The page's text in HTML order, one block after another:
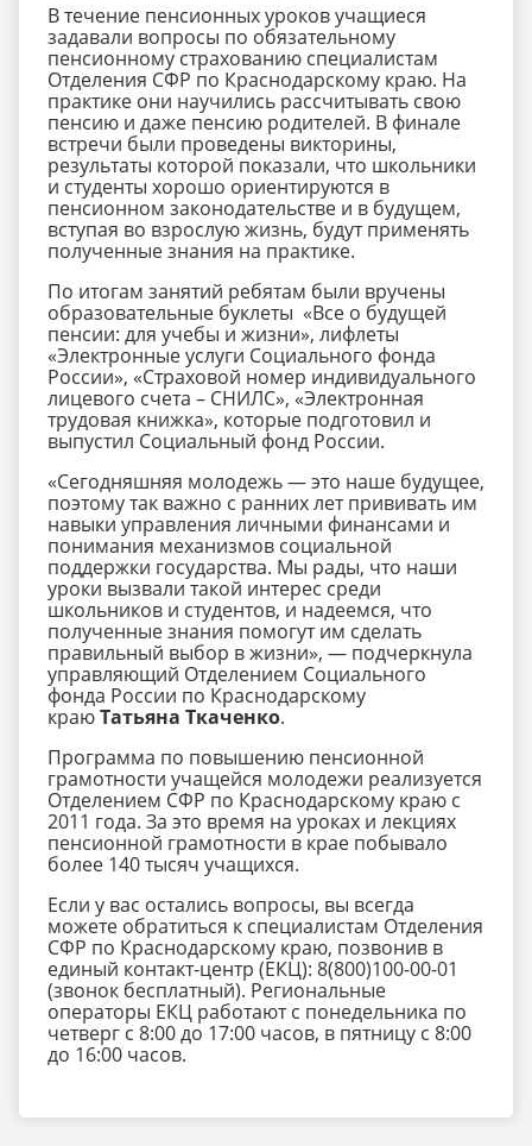
В течение пенсионных уроков учащиеся
задавали вопросы по обязательному
пенсионному страхованию специалистам
Отделения СФР по Краснодарскому краю. На
практике они научились рассчитывать свою
пенсию и даже пенсию родителей. В финале
встречи были проведены викторины,
результаты которой показали, что школьники
и студенты хорошо ориентируются в
пенсионном законодательстве и в будущем,
вступая во взрослую жизнь, будут применять
полученные знания на практике.
По итогам занятий ребятам были вручены
образовательные буклеты «Все о будущей
пенсии: для учебы и жизни», лифлеты
«Электронные услуги Социального фонда
России», «Страховой номер индивидуального
лицевого счета – СНИЛС», «Электронная
трудовая книжка», которые подготовил и
выпустил Социальный фонд России.
«Сегодняшняя молодежь — это наше будущее,
поэтому так важно с ранних лет прививать им
навыки управления личными финансами и
понимания механизмов социальной
поддержки государства. Мы рады, что наши
уроки вызвали такой интерес среди
школьников и студентов, и надеемся, что
полученные знания помогут им сделать
правильный выбор в жизни», — подчеркнула
управляющий Отделением Социального
фонда России по Краснодарскому
краюТатьяна Ткаченко.
Программа по повышению пенсионной
грамотности учащейся молодежи реализуется
Отделением СФР по Краснодарскому краю с
2011 года. За это время на уроках и лекциях
пенсионной грамотности в крае побывало
более 140 тысяч учащихся.
Если у вас остались вопросы, вы всегда
можете обратиться к специалистам Отделения
СФР по Краснодарскому краю, позвонив в
единый контакт-центр (ЕКЦ): 8(800)100-00-01
(звонок бесплатный). Региональные
операторы ЕКЦ работают с понедельника по
четверг с 8:00 до 17:00 часов, в пятницу с 8:00
до 16:00 часов.